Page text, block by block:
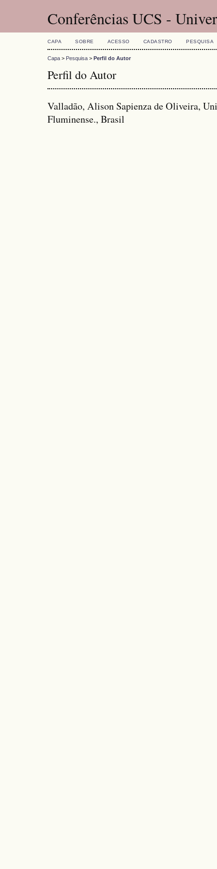
Conferências UCS -
CAPA SOBRE ACESSO CADASTRO PESQUISA
Capa > Pesquisa > Perfil do Autor
Perfil do Autor
Valladão, Alison Sapienza de Oliveira,
Fluminense., Brasil